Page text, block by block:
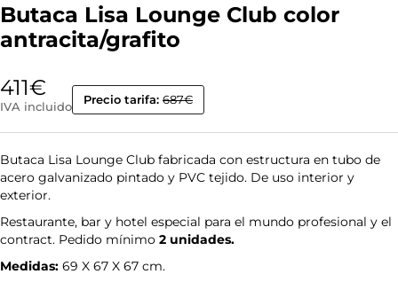
Butaca Lisa Lounge Club color
antracita/grafito
411€
IVA incluido Precio tarifa: 687€
Butaca Lisa Lounge Club fabricada con estructura en tubo de
acero galvanizado pintado y PVC tejido. De uso interior y
exterior.
Restaurante, bar y hotel especial para el mundo profesional y el
contract. Pedido mínimo 2 unidades.
Medidas: 69 X 67 X 67 cm.